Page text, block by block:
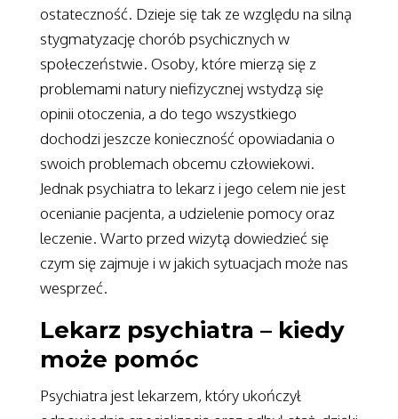
ostateczność. Dzieje się tak ze względu na silną
stygmatyzację chorób psychicznych w
społeczeństwie. Osoby, które mierzą się z
problemami natury niefizycznej wstydzą się
opinii otoczenia, a do tego wszystkiego
dochodzi jeszcze konieczność opowiadania o
swoich problemach obcemu człowiekowi.
Jednak psychiatra to lekarz i jego celem nie jest
ocenianie pacjenta, a udzielenie pomocy oraz
leczenie. Warto przed wizytą dowiedzieć się
czym się zajmuje i w jakich sytuacjach może nas
wesprzeć.
Lekarz psychiatra – kiedy
może pomóc
Psychiatra jest lekarzem, który ukończył